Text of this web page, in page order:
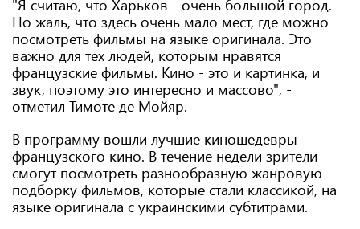
"Я считаю, что Харьков - очень большой город.
Но жаль, что здесь очень мало мест, где можно
посмотреть фильмы на языке оригинала. Это
важно для тех людей, которым нравятся
французские фильмы. Кино - это и картинка, и
звук, поэтому это интересно и массово", -
отметил Тимоте де Мойяр.
В программу вошли лучшие киношедевры
французского кино. В течение недели зрители
смогут посмотреть разнообразную жанровую
подборку фильмов, которые стали классикой, на
языке оригинала с украинскими субтитрами.